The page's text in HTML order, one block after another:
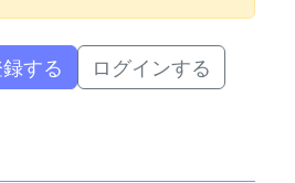
する ログインする